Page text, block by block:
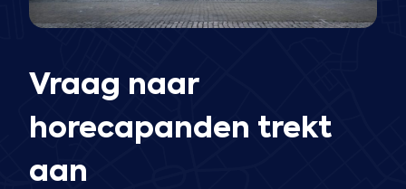
Vraag naar
horecapanden trekt
aan